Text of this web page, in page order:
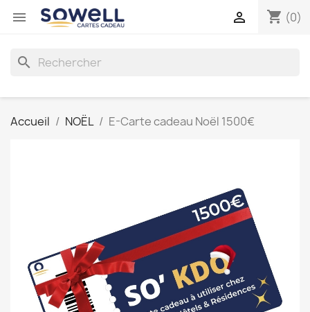
 shopping_cart (0)

search
Accueil NOËL E-Carte cadeau Noël 1500€